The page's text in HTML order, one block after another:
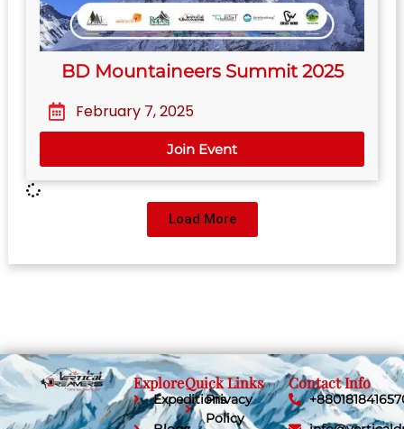
BD Mountaineers Summit 2025
February 7, 2025
Join Event
Load More
Explore
Expeditions
Quick Links
Privacy
Policy
Contact Info